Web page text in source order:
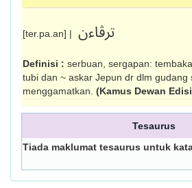
[ter.pa.an] | ترڤاءن
Definisi : serbuan, sergapan:
tubi dan ~ askar Jepun dr dlm gudang
menggamat­kan. (Kamus Dewan
Tesaurus
Tiada maklumat tesaurus untuk